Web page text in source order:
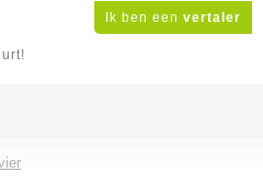
Ik ben een vertaler